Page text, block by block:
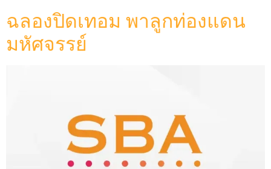
ฉลองปิดเทอม พาลูกท่องแดน
มหัศจรรย์